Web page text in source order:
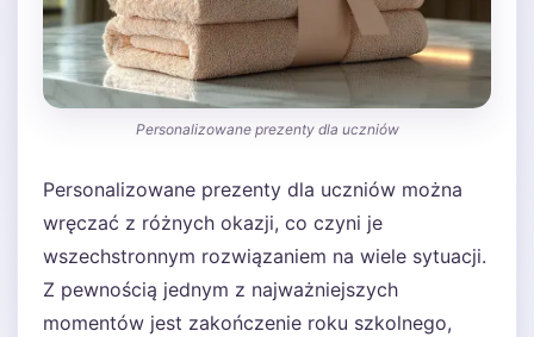
Personalizowane prezenty dla uczniów
Personalizowane prezenty dla uczniów można
wręczać z różnych okazji, co czyni je
wszechstronnym rozwiązaniem na wiele sytuacji.
Z pewnością jednym z najważniejszych
momentów jest zakończenie roku szkolnego,